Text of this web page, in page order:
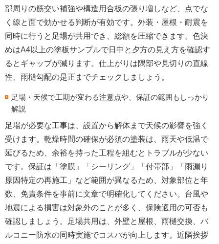
部周りの筋交い補強や構造用合板の張り増しなど、点でな
く線と面で効かせる判断が有効です。外装・屋根・耐震を
同時に行うと足場が共用でき、 総額を圧縮できます。色決
めはA4以上の塗板サンプルで日中と夕方の見え方を確認す
るとギャップが減ります。仕上がりは隅部や見切りの直線
性、 雨樋勾配の是正までチェックしましょう。
足場・天候で工期が変わる注意点や、保証の範囲もしっかり
解説
足場が必要な工事は、設置から解体まで天候の影響を強く
受けます。 乾燥時間の確保が必須の塗装は、雨天や低温で
延びるため、余裕を持った工程を組むとトラブルが少ない
です。保証は「塗膜」「シーリング」「付帯部」「雨漏り
原因特定の再施工」など範囲が異なるため、 対象部位と年
数、免責条件を事前に文章で明確化してください。台風や
地震による損害は対象外のことが多く、 保険適用の可否も
確認しましょう。足場共用は、外壁と屋根、雨樋交換、バ
ルコニー防水の同時実施でコスパが向上 します。近隣挨拶